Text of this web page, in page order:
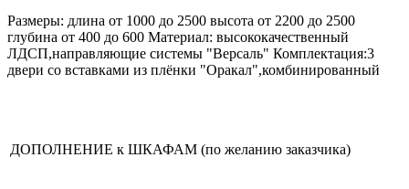
Размеры: длина от 1000 до 2500 высота от 2200 до 2500
глубина от 400 до 600 Материал: высококачественный
ЛДСП,направляющие системы "Версаль" Комплектация:3
двери со вставками из плёнки "Оракал",комбинированный
ДОПОЛНЕНИЕ к ШКАФАМ (по желанию заказчика)